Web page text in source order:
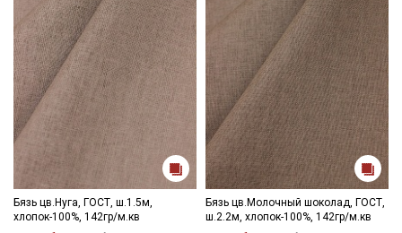
Бязь цв.Нуга, ГОСТ, ш.1.5м,
хлопок-100%, 142гр/м.кв
Бязь цв.Молочный шоколад, ГОСТ,
ш.2.2м, хлопок-100%, 142гр/м.кв